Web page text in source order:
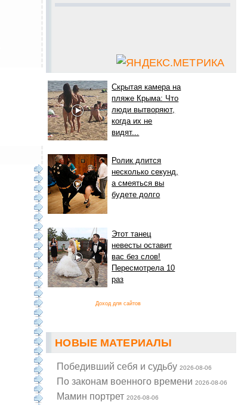
Скрытая камера на
пляже Крыма: Что
люди вытворяют,
когда их не
видят...
Ролик длится
несколько секунд,
а смеяться вы
будете долго
Этот танец
невесты оставит
вас без слов!
Пересмотрела 10
раз
Доход для сайтов
НОВЫЕ МАТЕРИАЛЫ
Победивший себя и судьбу2026-08-06
По законам военного времени2026-08-06
Мамин портрет2026-08-06